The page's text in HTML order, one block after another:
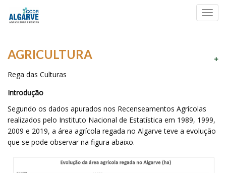
AGRICULTURA
Rega das Culturas
Introdução
Segundo os dados apurados nos Recenseamentos Agrícolas
realizados pelo Instituto Nacional de Estatística em 1989, 1999,
2009 e 2019, a área agrícola regada no Algarve teve a evolução
que se pode observar na figura abaixo.